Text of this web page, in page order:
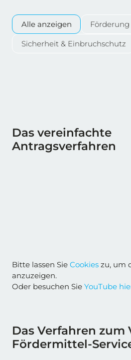
Alle anzeigen
Sicherheit & Einbruchschutz
Das vereinfachte
Antragsverfahren
Bitte lassen Sie Cookies zu, um
anzuzeigen.
Oder besuchen Sie YouTube
Das Verfahren zum
Fördermittel-